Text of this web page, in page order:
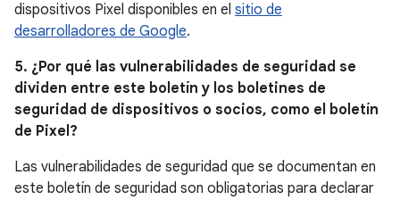
dispositivos Pixel disponibles en el sitio de
desarrolladores de Google.
5. ¿Por qué las vulnerabilidades de seguridad se
dividen entre este boletín y los boletines de
seguridad de dispositivos o socios, como el boletín
de Pixel?
Las vulnerabilidades de seguridad que se documentan en
este boletín de seguridad son obligatorias para declarar